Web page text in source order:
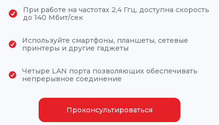
При работе на частотах 2,4 Ггц, доступна скорость
до 140 Мбит/сек
Используйте смартфоны, планшеты, сетевые
принтеры и другие гаджеты
Четыре LAN порта позволяющих обеспечивать
непрерывное соединение
Проконсультироваться